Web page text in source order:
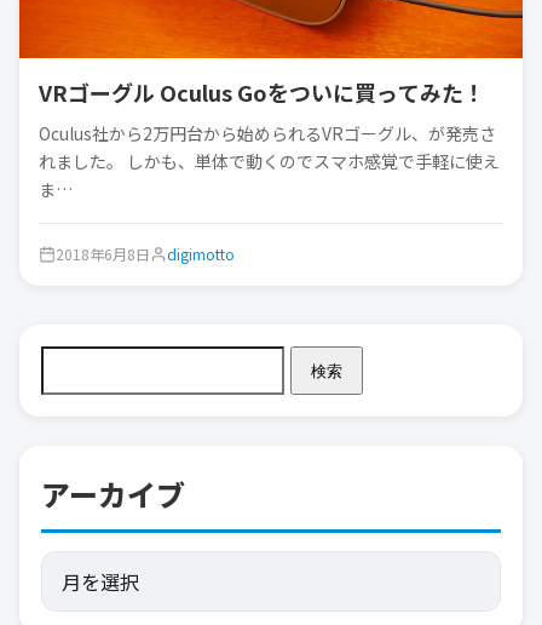
VRゴーグル Oculus Goをついに買ってみた！
Oculus社から2万円台から始められるVRゴーグル、が発売さ
れました。 しかも、単体で動くのでスマホ感覚で手軽に使え
ま…
2018年6月8日 digimotto
検索
アーカイブ